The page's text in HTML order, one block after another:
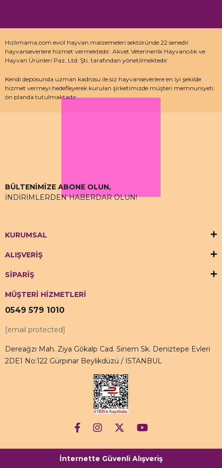
Hızlımama.com evcil hayvan malzemeleri sektöründe 22 senedir
hayvanseverlere hizmet vermektedir. Akvet Veterinerlik Hayvancılık ve
Hayvan Ürünleri Paz. Ltd. Şti. tarafından yönetilmektedir.
Kendi deposunda uzman kadrosu ile siz hayvanseverlere en iyi şekilde
hizmet vermeyi hedefleyerek kurulan şirketimizde müşteri memnuniyeti
ön planda tutulmaktadır.
BÜLTENİMİZE ABONE OLUN,
İNDİRİMLERDEN HABERDAR OLUN!
KURUMSAL
ALIŞVERİŞ
SİPARİŞ
MÜŞTERİ HİZMETLERİ
0549 579 1010
[email protected]
Dereağzı Mah. Ziya Gökalp Cad. Sinem Sk. Deniztepe Evleri
2DE1 No:122 Gürpınar Beylikdüzü / İSTANBUL
İnternette Güvenli Alışveriş